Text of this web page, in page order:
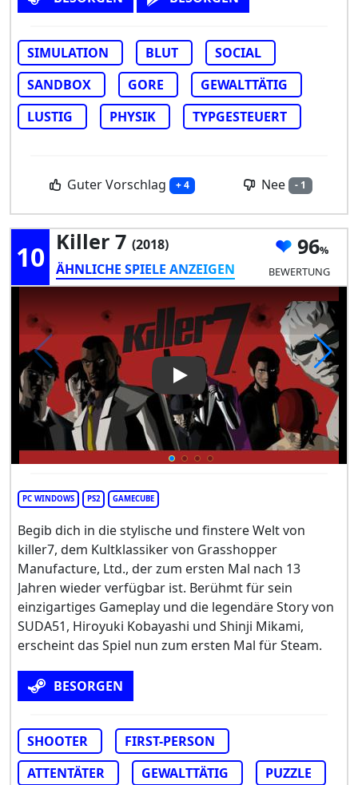
SIMULATION BLUT
SOCIAL
SANDBOX
GORE
GEWALTTÄTIG
LUSTIG
PHYSIK TYPGESTEUERT
Guter Vorschlag + 4 Nee - 1
10 Killer 7 (2018)
ÄHNLICHE SPIELE ANZEIGEN
96
BEWERTUNG
Play Video: Killer 7
PC WINDOWS PS2 GAMECUBE
Begib dich in die stylische und finstere Welt von
killer7, dem Kultklassiker von Grasshopper
Manufacture, Ltd., der zum ersten Mal nach 13
Jahren wieder verfügbar ist. Berühmt für sein
einzigartiges Gameplay und die legendäre Story von
SUDA51, Hiroyuki Kobayashi und Shinji Mikami,
erscheint das Spiel nun zum ersten Mal für Steam.
BESORGEN
SHOOTER
FIRST-PERSON
ATTENTÄTER
GEWALTTÄTIG PUZZLE